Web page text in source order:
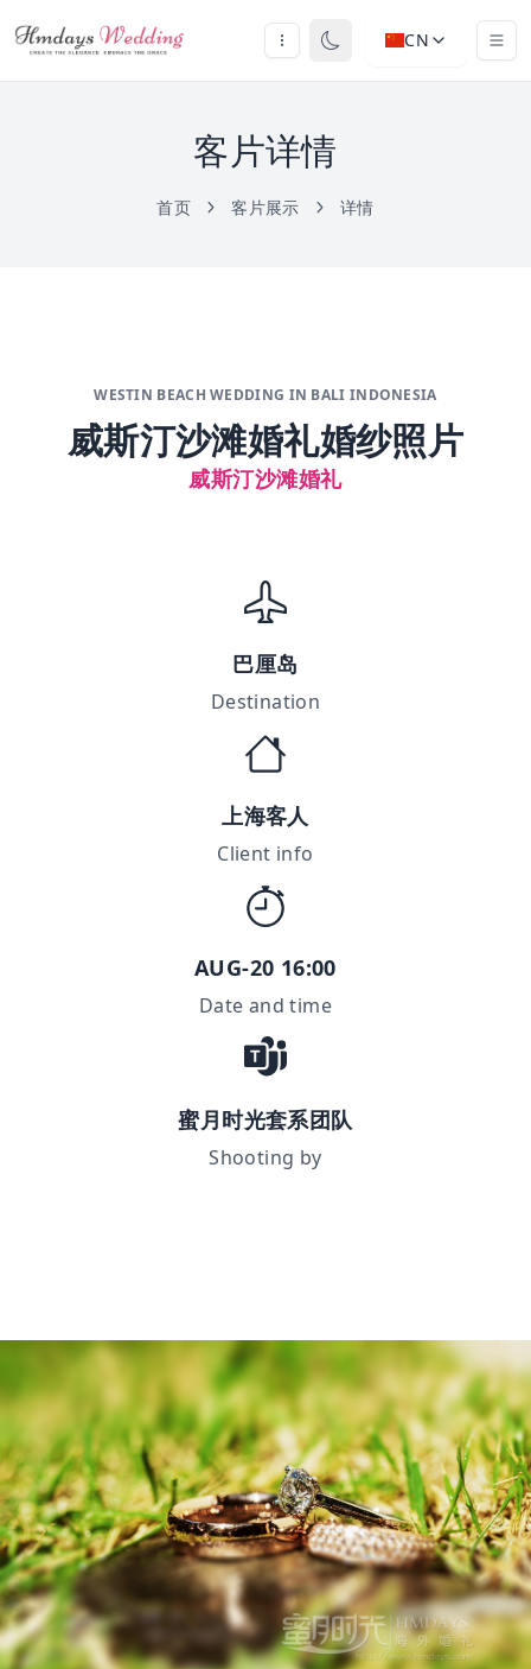
CN
客片详情
首页 客片展示 详情
WESTIN BEACH WEDDING IN BALI INDONESIA
威斯汀沙滩婚礼婚纱照片
威斯汀沙滩婚礼
巴厘岛
Destination
上海客人
Client info
AUG-20 16:00
Date and time
蜜月时光套系团队
Shooting by